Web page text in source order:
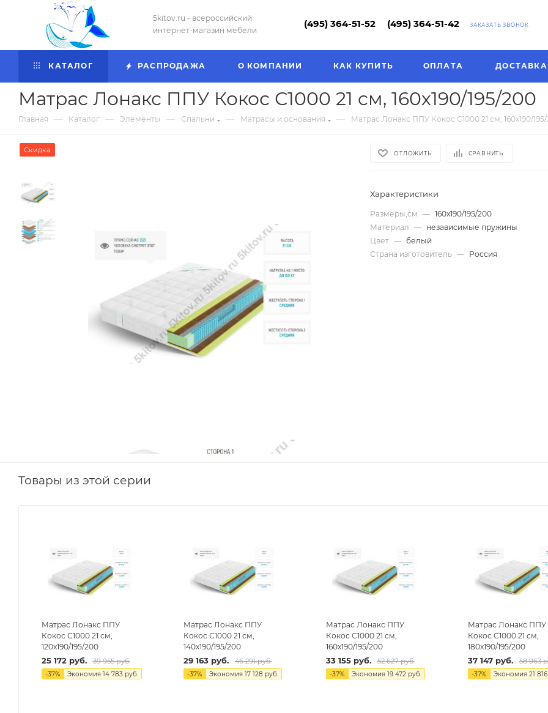
5kitov.ru - всероссийский
интернет-магазин мебели
(495) 364-51-52 (495) 364-51-42 ЗАКАЗАТЬ ЗВОНОК
КАТАЛОГ РАСПРОДАЖА О КОМПАНИИ КАК КУПИТЬ ОПЛАТА
Матрас Лонакс ППУ Кокос С1000 21 см, 160х190/195/200
Главная — Каталог — Элементы — Спальни — Матрасы и основания — Матрас Лонакс ППУ Кокос С1000 21 см, 160х190/
Скидка ОТЛОЖИТЬ СРАВНИТЬ
Характеристики
Размеры,см — 160х190/195/200
Материал
— независимые пружины
Цвет — белый
Страна изготовитель — Россия
Товары из этой серии
Матрас Лонакс ППУ
Кокос С1000 21 см,
120х190/195/200
25 172руб. 39 955руб.
-37% Экономия 14 783руб.
Матрас Лонакс ППУ
Кокос С1000 21 см,
140х190/195/200
29 163 руб. 46 291руб.
-37% Экономия17 128 руб.
Матрас Лонакс ППУ
Кокос С1000 21 см,
160х190/195/200
33 155руб. 52 627руб.
-37% Экономия 19 472руб.
Матрас Лонакс ППУ
Кокос С1000 21 см,
180х190/195/200
37 147руб. 58 963
-37% Экономия 21 816